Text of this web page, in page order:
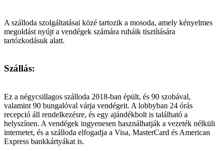
A szálloda szolgáltatásai közé tartozik a mosoda, amely kényelmes
megoldást nyújt a vendégek számára ruháik tisztítására
tartózkodásuk alatt.
Szállás:
Ez a négycsillagos szálloda 2018-ban épült, és 90 szobával,
valamint 90 bungalóval várja vendégeit. A lobbyban 24 órás
recepció áll rendelkezésre, és egy ajándékbolt is található a
helyszínen. A vendégek ingyenesen használhatják a vezeték nélküli
internetet, és a szálloda elfogadja a Visa, MasterCard és American
Express bankkártyákat is.